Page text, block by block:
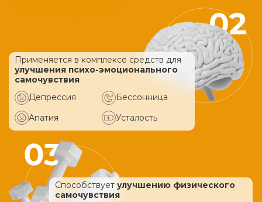
Применяется в комплексе средств для
улучшения психо-эмоционального
самочувствия
Депрессия
Бессонница
Апатия
Усталость
Способствует улучшению физического
самочувствия